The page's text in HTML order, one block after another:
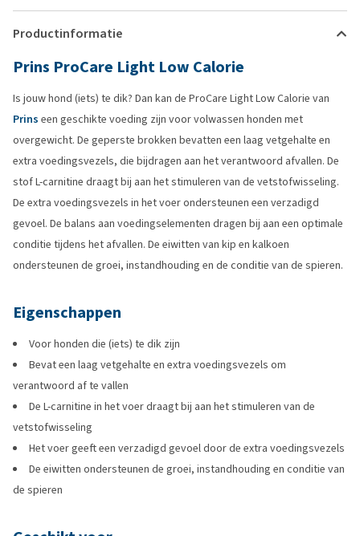
Productinformatie
Prins ProCare Light Low Calorie
Is jouw hond (iets) te dik? Dan kan de ProCare Light Low Calorie van
Prins een geschikte voeding zijn voor volwassen honden met
overgewicht. De geperste brokken bevatten een laag vetgehalte en
extra voedingsvezels, die bijdragen aan het verantwoord afvallen. De
stof L-carnitine draagt bij aan het stimuleren van de vetstofwisseling.
De extra voedingsvezels in het voer ondersteunen een verzadigd
gevoel. De balans aan voedingselementen dragen bij aan een optimale
conditie tijdens het afvallen. De eiwitten van kip en kalkoen
ondersteunen de groei, instandhouding en de conditie van de spieren.
Eigenschappen
Voor honden die (iets) te dik zijn
Bevat een laag vetgehalte en extra voedingsvezels om
verantwoord af te vallen
De L-carnitine in het voer draagt bij aan het stimuleren van de
vetstofwisseling
Het voer geeft een verzadigd gevoel door de extra voedingsvezels
De eiwitten ondersteunen de groei, instandhouding en conditie van
de spieren